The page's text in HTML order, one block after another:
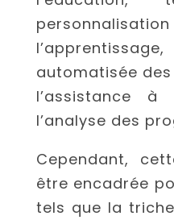
automatisée
l’assistance à
l’analyse des
Cependant,
être encadrée
tels que la